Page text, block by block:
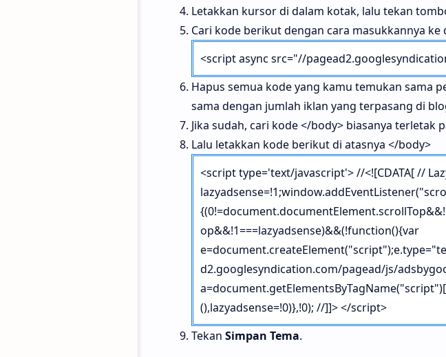
Letakkan kursor di dalam kotak, lalu tekan
Cari kode berikut dengan cara masukkannya ke
<script async src="//
Hapus semua kode yang kamu temukan sama
sama dengan jumlah iklan yang terpasang di
Jika sudah, cari kode </body> biasanya terletak
Lalu letakkan kode berikut di atasnya </body>
<script type='text/javascript'> //<![CDATA[ //
op&&!1===lazyadsense)&&(!function(){var
d2.googlesyndication.com/pagead/js/
(),lazyadsense=!0)},!0); //]]> </script>
Tekan Simpan Tema.